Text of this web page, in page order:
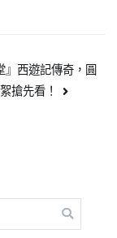
』西遊記傳奇，圓
搶先看！